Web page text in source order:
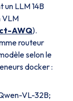
un LLM 14B
VLM
AWQ).
routeur
selon le
docker :
VL-32B;